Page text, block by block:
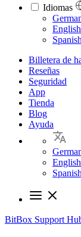
Idiomas
Languages
Spanish
Billetera de
Reseñas
Seguridad
App
Tienda
Blog
Ayuda
Spanish
BitBox Support